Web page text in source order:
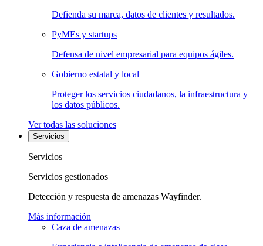
Defienda su marca, datos de clientes y resultados.
PyMEs y startups
Defensa de nivel empresarial para equipos ágiles.
Gobierno estatal y local
Proteger los servicios ciudadanos, la infraestructura y
los datos públicos.
Ver todas las soluciones
Servicios
Servicios
Servicios gestionados
Detección y respuesta de amenazas Wayfinder.
Más información
Caza de amenazas